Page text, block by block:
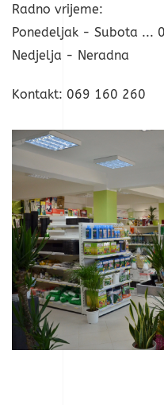
Radno vrijeme:
Ponedeljak - Subota ...
Nedjelja - Neradna
Kontakt: 069 160 260